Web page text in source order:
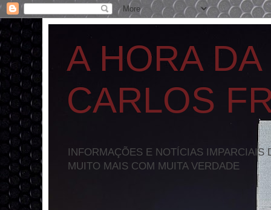
A HORA
CARLOS
INFORMAÇÕES E NOTÍCIAS
MUITO MAIS COM MUITA VERDADE